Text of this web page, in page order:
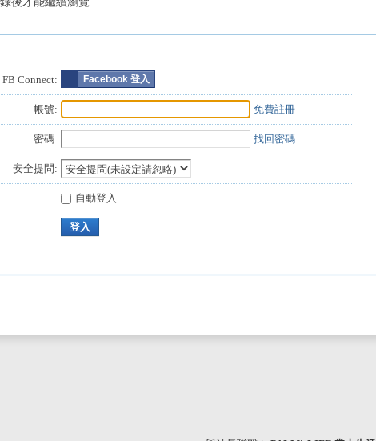
FB Connect: Facebook 登入
帳號: 免費註冊
密碼: 找回密碼
安全提問:
自動登入
登入